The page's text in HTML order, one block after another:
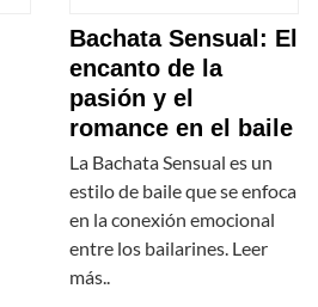
Bachata Sensual: El
encanto de la
pasión y el
romance en el baile
La Bachata Sensual es un
estilo de baile que se enfoca
en la conexión emocional
entre los bailarines. Leer
más..